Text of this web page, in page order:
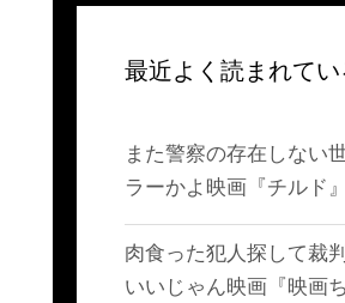
最近よく読まれて
また警察の存在しない
ラーかよ映画『チルド
肉食った犯人探して裁
いいじゃん映画『映画